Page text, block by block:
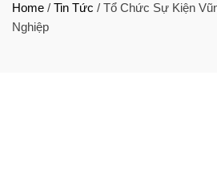
Home / Tin Tức / Tổ Chức Sự Kiện
Nghiệp